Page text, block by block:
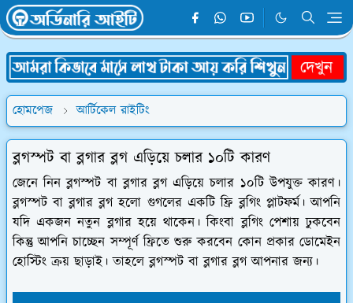
হোমপেজ আর্টিকেল রাইটিং
ব্লগস্পট বা ব্লগার ব্লগ এড়িয়ে চলার ১০টি কারণ
জেনে নিন ব্লগস্পট বা ব্লগার ব্লগ এড়িয়ে চলার ১০টি উপযুক্ত কারণ।
ব্লগস্পট বা ব্লগার ব্লগ হলো গুগলের একটি ফ্রি ব্লগিং প্লাটফর্ম। আপনি
যদি একজন নতুন ব্লগার হয়ে থাকেন। কিংবা ব্লগিং পেশায় ঢুকবেন
কিন্তু আপনি চাচ্ছেন সম্পূর্ণ ফ্রিতে শুরু করবেন কোন প্রকার ডোমেইন
হোস্টিং ক্রয় ছাড়াই। তাহলে ব্লগস্পট বা ব্লগার ব্লগ আপনার জন্য।